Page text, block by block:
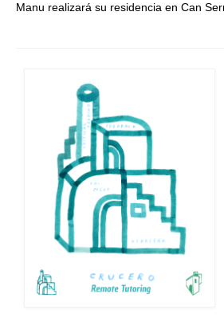
Manu realizará su residencia en Can